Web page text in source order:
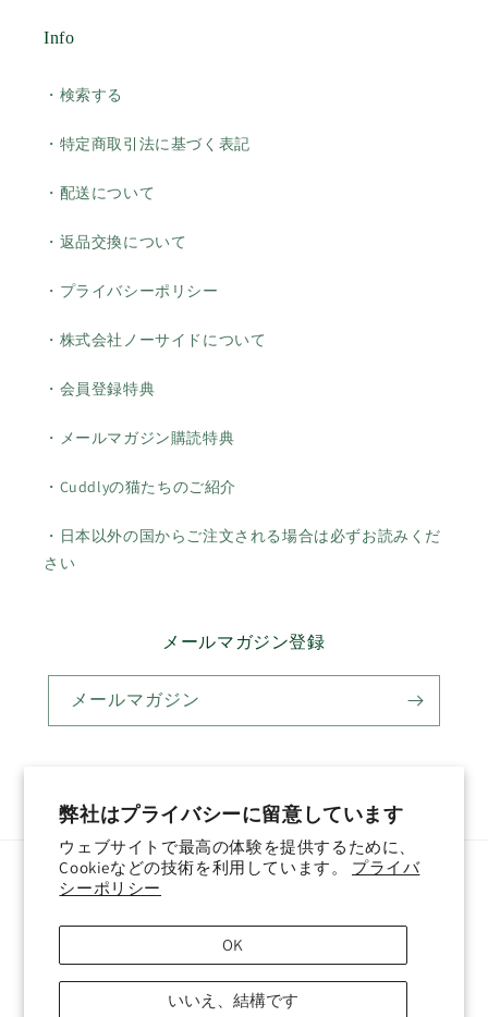
弊社はプライバシーに留意しています
ウェブサイトで最高の体験を提供するために、
Cookieなどの技術を利用しています。 プライバ
シーポリシー
OK
いいえ、結構です
Info
・検索する
・特定商取引法に基づく表記
・配送について
・返品交換について
・プライバシーポリシー
・株式会社ノーサイドについて
・会員登録特典
・メールマガジン購読特典
・Cuddlyの猫たちのご紹介
・日本以外の国からご注文される場合は必ずお読みくだ
さい
メールマガジン登録
メールマガジン
国/地域
日本 (JPY ¥) 日本語